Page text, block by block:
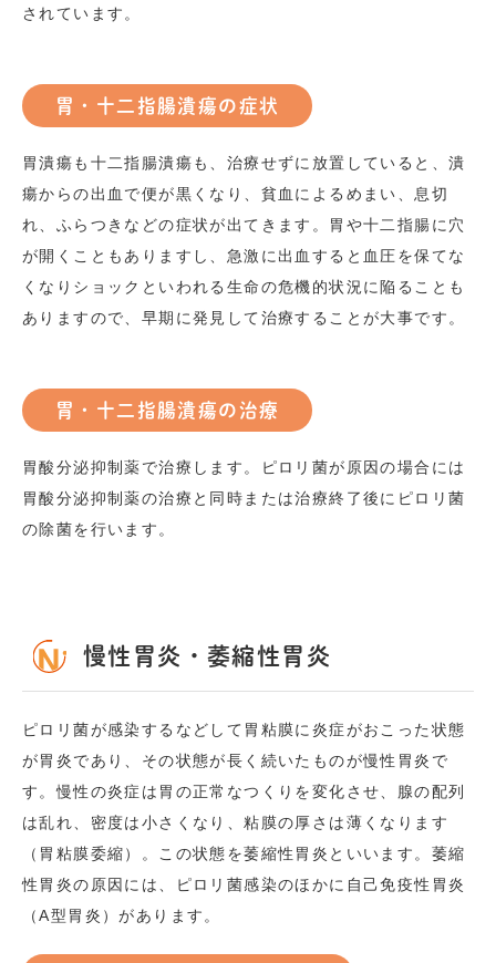
されています。
胃・十二指腸潰瘍の症状
胃潰瘍も十二指腸潰瘍も、治療せずに放置していると、潰
瘍からの出血で便が黒くなり、貧血によるめまい、息切
れ、ふらつきなどの症状が出てきます。胃や十二指腸に穴
が開くこともありますし、急激に出血すると血圧を保てな
くなりショックといわれる生命の危機的状況に陥ることも
ありますので、早期に発見して治療することが大事です。
胃・十二指腸潰瘍の治療
胃酸分泌抑制薬で治療します。ピロリ菌が原因の場合には
胃酸分泌抑制薬の治療と同時または治療終了後にピロリ菌
の除菌を行います。
慢性胃炎・萎縮性胃炎
ピロリ菌が感染するなどして胃粘膜に炎症がおこった状態
が胃炎であり、その状態が長く続いたものが慢性胃炎で
す。慢性の炎症は胃の正常なつくりを変化させ、腺の配列
は乱れ、密度は小さくなり、粘膜の厚さは薄くなります
（胃粘膜委縮）。この状態を萎縮性胃炎といいます。萎縮
性胃炎の原因には、ピロリ菌感染のほかに自己免疫性胃炎
（A型胃炎）があります。